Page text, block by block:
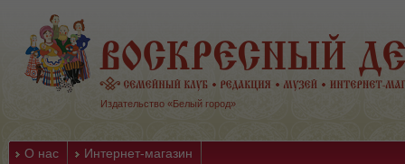
Издательство «Белый город»
О нас Интернет-магазин